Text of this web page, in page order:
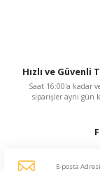
Hızlı ve Güvenli
Saat 16:00'a kadar
siparişler aynı gün